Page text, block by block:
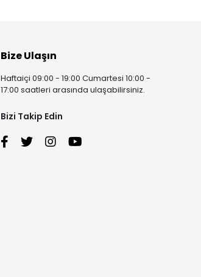
Bize Ulaşın
Haftaiçi 09:00 - 19:00 Cumartesi 10:00 -
17:00 saatleri arasında ulaşabilirsiniz.
Bizi Takip Edin